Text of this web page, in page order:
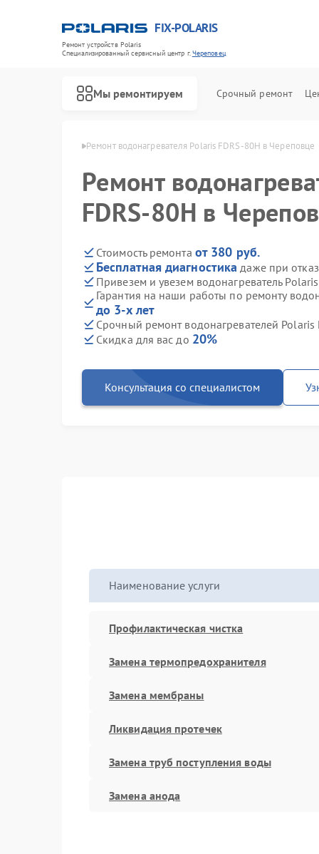
FIX-POLARIS
Ремонт устройств Polaris
Специализированный cервисный центр г.Череповец
Мы ремонтируем Срочный ремонт
в Череповце Ремонт водонагревателя Polaris FDRS-80H в Череповце
Ремонт
FDRS-80H в
Стоимость ремонта от 380 руб.
Бесплатная диагностика даже при
Привезем и увезем водонагреватель
Гарантия на наши работы по ремонту
до 3-х лет
Срочный ремонт водонагревателей Polaris
Скидка для вас до 20%
Консультация со специалистом
Наименование услуги
Профилактическая чистка
Замена термопредохранителя
Замена мембраны
Ликвидация протечек
Замена труб поступления воды
Замена анода